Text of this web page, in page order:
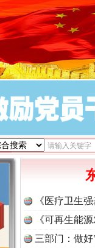
《医疗卫生
《可再生能
三部门：做